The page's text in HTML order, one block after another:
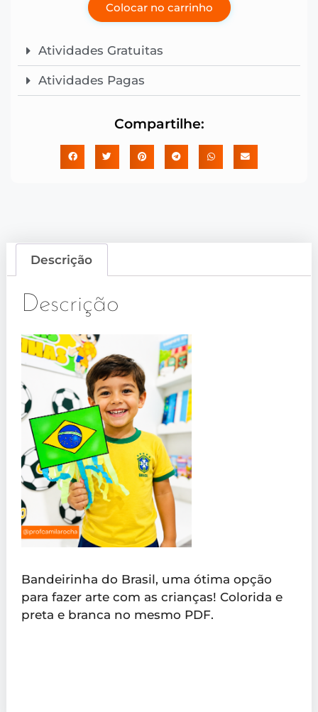
Colocar no carrinho
Atividades Gratuitas
Atividades Pagas
Compartilhe:
Descrição
Descrição
Bandeirinha do Brasil, uma ótima opção
para fazer arte com as crianças! Colorida e
preta e branca no mesmo PDF.